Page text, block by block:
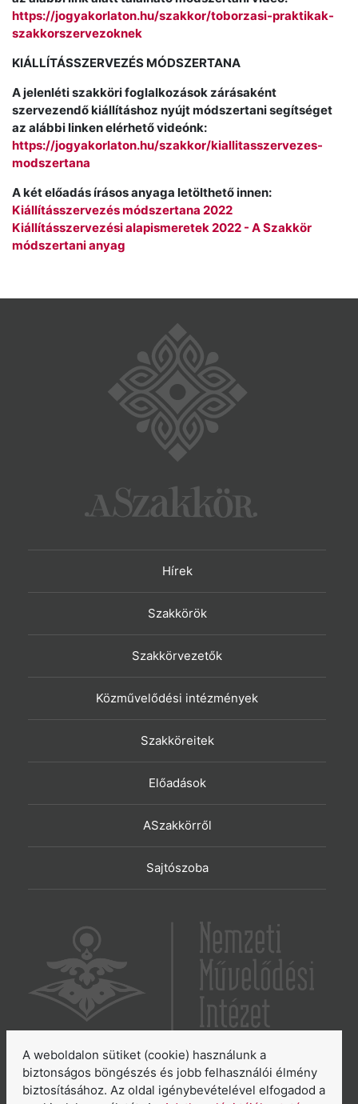
https://jogyakorlaton.hu/szakkor/toborzasi-praktikak-
szakkorszervezoknek
KIÁLLÍTÁSSZERVEZÉS MÓDSZERTANA
A jelenléti szakköri foglalkozások zárásaként
szervezendő kiállításhoz nyújt módszertani segítséget
az alábbi linken elérhető videónk:
https://jogyakorlaton.hu/szakkor/kiallitasszervezes-
modszertana
A két előadás írásos anyaga letölthető innen:
Kiállításszervezés módszertana 2022
Kiállításszervezési alapismeretek 2022 - A Szakkör
módszertani anyag
Hírek
Szakkörök
Szakkörvezetők
Közművelődési intézmények
Szakköreitek
Előadások
ASzakkörről
Sajtószoba
6065 Lakitelek, Szentkirályi út 2.
E-mail:aszakkor@nmi.hu
A weboldalon sütiket (cookie) használunk a
biztonságos böngészés és jobb felhasználói élmény
biztosításához. Az oldal igénybevételével elfogadod a